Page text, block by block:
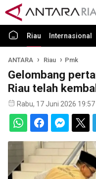
Riau Internasional
ANTARA Riau Pmk
Gelombang
Riau telah
Rabu, 17 Juni 2026 19:57